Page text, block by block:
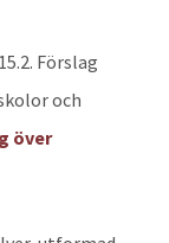
Förslag
och
över